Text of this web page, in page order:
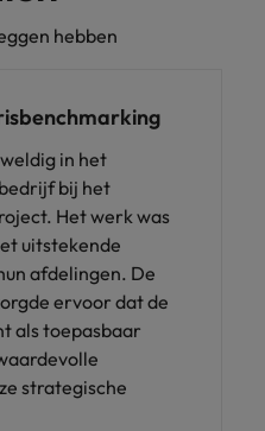
hebben
in het
bij het
Het werk was
uitstekende
afdelingen. De
ervoor dat de
als toepasbaar
strategische